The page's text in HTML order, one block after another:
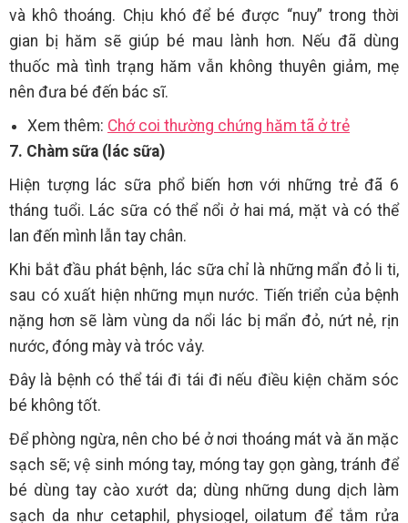
và khô thoáng. Chịu khó để bé được “nuy” trong thời
gian bị hăm sẽ giúp bé mau lành hơn. Nếu đã dùng
thuốc mà tình trạng hăm vẫn không thuyên giảm, mẹ
nên đưa bé đến bác sĩ.
Xem thêm: Chớ coi thường chứng hăm tã ở trẻ
7. Chàm sữa (lác sữa)
Hiện tượng lác sữa phổ biến hơn với những trẻ đã 6
tháng tuổi. Lác sữa có thể nổi ở hai má, mặt và có thể
lan đến mình lẫn tay chân.
Khi bắt đầu phát bệnh, lác sữa chỉ là những mẩn đỏ li ti,
sau có xuất hiện những mụn nước. Tiến triển của bệnh
nặng hơn sẽ làm vùng da nổi lác bị mẩn đỏ, nứt nẻ, rịn
nước, đóng mày và tróc vảy.
Đây là bệnh có thể tái đi tái đi nếu điều kiện chăm sóc
bé không tốt.
Để phòng ngừa, nên cho bé ở nơi thoáng mát và ăn mặc
sạch sẽ; vệ sinh móng tay, móng tay gọn gàng, tránh để
bé dùng tay cào xướt da; dùng những dung dịch làm
sạch da như cetaphil, physiogel, oilatum để tắm rửa